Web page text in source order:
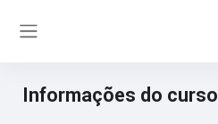
Informações do curso